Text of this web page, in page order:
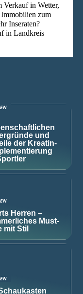
Verkauf in Wetter,
Immobilien zum
Inseraten?
in Landkreis
und
der Kreatin-
Herren –
Must-
mit Stil